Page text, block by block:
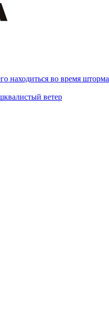
находиться во время шторма
ветер